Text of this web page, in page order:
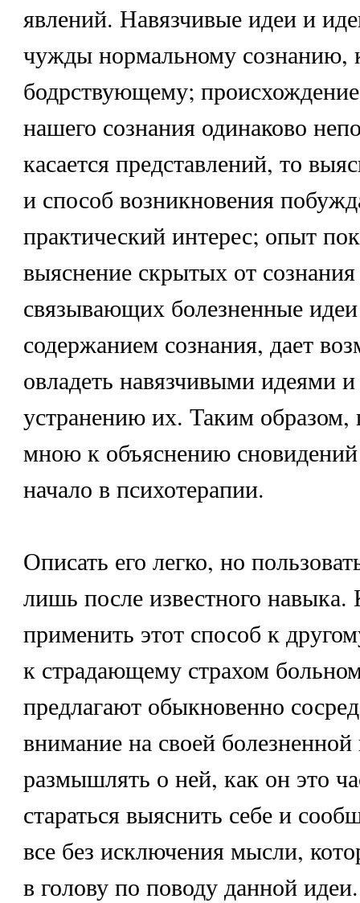
явлений. Навязчивые идеи и
чужды нормальному сознанию,
бодрствующему;
нашего сознания одинаково
касается представлений, то
и способ возникновения
практический интерес; опыт
выяснение скрытых от
связывающих болезненные
содержанием сознания, дает
овладеть навязчивыми идеями
устранению их. Таким
мною к объяснению сновидений
начало в психотерапии.
Описать его легко, но
лишь после известного навыка.
применить этот способ к
к страдающему страхом
предлагают обыкновенно
внимание на своей
размышлять о ней, как он это
стараться выяснить себе и
все без исключения мысли,
в голову по поводу данной